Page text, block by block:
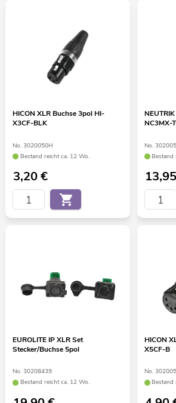
HICON XLR Buchse 3pol HI-
X3CF-BLK
No. 3020050H
Bestand reicht ca. 12 Wo.
3,20€
NC3MX-
No.
Bestand
13,95
EUROLITE IP XLR Set
Stecker/Buchse 5pol
No. 30208439
Bestand reicht ca. 12 Wo.
HICON
X5CF-B
No.
Bestand